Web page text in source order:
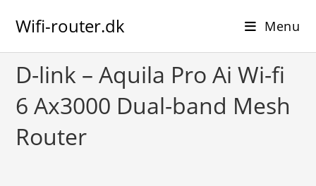
Wifi-router.dk Menu
D-link – Aquila Pro Ai Wi-fi
6 Ax3000 Dual-band Mesh
Router